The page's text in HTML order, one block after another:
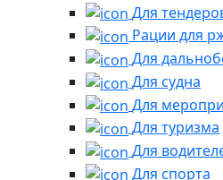
Для
Рации для
Для
Для судна
Для
Для туризма
Для
Для спорта